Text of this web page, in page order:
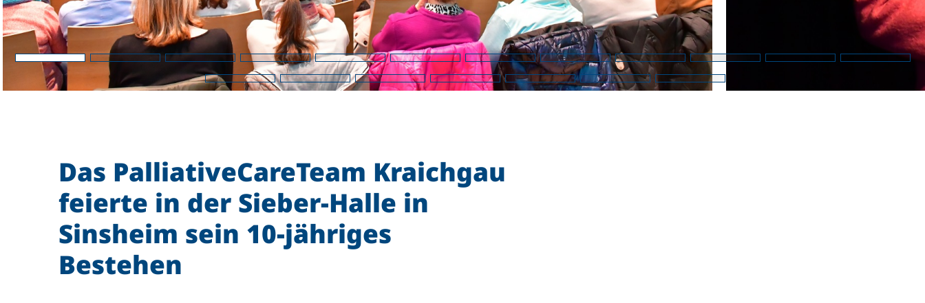
Weinheim
Das PalliativeCareTeam Kraichgau
feierte in der Sieber-Halle in
Sinsheim sein 10-jähriges
Bestehen